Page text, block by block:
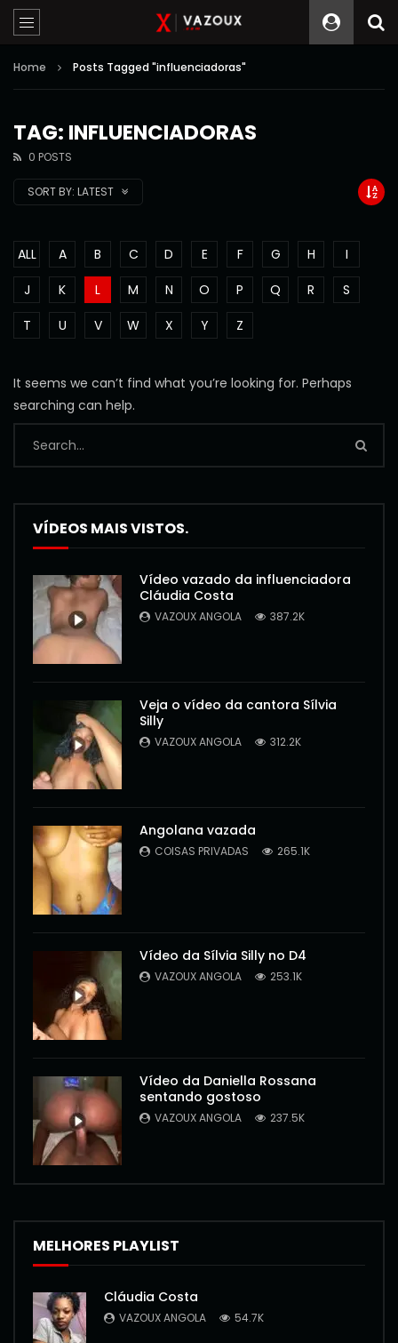
Home Posts Tagged "influenciadoras"
TAG: INFLUENCIADORAS
0 POSTS
SORT BY: LATEST
ALL A B C D E F G H
I
J
K L M N O P Q R
S
T
U V W X Y Z
It seems we can’t find what you’re looking for. Perhaps
searching can help.
VÍDEOS MAIS VISTOS.
Vídeo vazado da influenciadora
Cláudia Costa
VAZOUX ANGOLA 387.2K
Veja o vídeo da cantora Sílvia
Silly
VAZOUX ANGOLA 312.2K
Angolana vazada
COISAS PRIVADAS 265.1K
Vídeo da Sílvia Silly no D4
VAZOUX ANGOLA 253.1K
Vídeo da Daniella Rossana
sentando gostoso
VAZOUX ANGOLA 237.5K
MELHORES PLAYLIST
Cláudia Costa
VAZOUX ANGOLA 54.7K